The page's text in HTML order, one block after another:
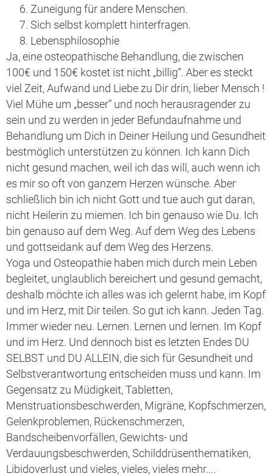
Zuneigung für andere Menschen.
Sich selbst komplett hinterfragen.
Lebensphilosophie
Ja, eine osteopathische Behandlung, die zwischen
100€ und 150€ kostet ist nicht „billig“. Aber es steckt
viel Zeit, Aufwand und Liebe zu Dir drin, lieber Mensch !
Viel Mühe um „besser“ und noch herausragender zu
sein und zu werden in jeder Befundaufnahme und
Behandlung um Dich in Deiner Heilung und Gesundheit
bestmöglich unterstützen zu können. Ich kann Dich
nicht gesund machen, weil ich das will, auch wenn ich
es mir so oft von ganzem Herzen wünsche. Aber
schließlich bin ich nicht Gott und tue auch gut daran,
nicht Heilerin zu miemen. Ich bin genauso wie Du. Ich
bin genauso auf dem Weg. Auf dem Weg des Lebens
und gottseidank auf dem Weg des Herzens.
Yoga und Osteopathie haben mich durch mein Leben
begleitet, unglaublich bereichert und gesund gemacht,
deshalb möchte ich alles was ich gelernt habe, im Kopf
und im Herz, mit Dir teilen. So gut ich kann. Jeden Tag.
Immer wieder neu. Lernen. Lernen und lernen. Im Kopf
und im Herz. Und dennoch bist es letzten Endes DU
SELBST und DU ALLEIN, die sich für Gesundheit und
Selbstverantwortung entscheiden muss und kann. Im
Gegensatz zu Müdigkeit, Tabletten,
Menstruationsbeschwerden, Migräne, Kopfschmerzen,
Gelenkproblemen, Rückenschmerzen,
Bandscheibenvorfällen, Gewichts- und
Verdauungsbeschwerden, Schilddrüsenthematiken,
Libidoverlust und vieles, vieles, vieles mehr….